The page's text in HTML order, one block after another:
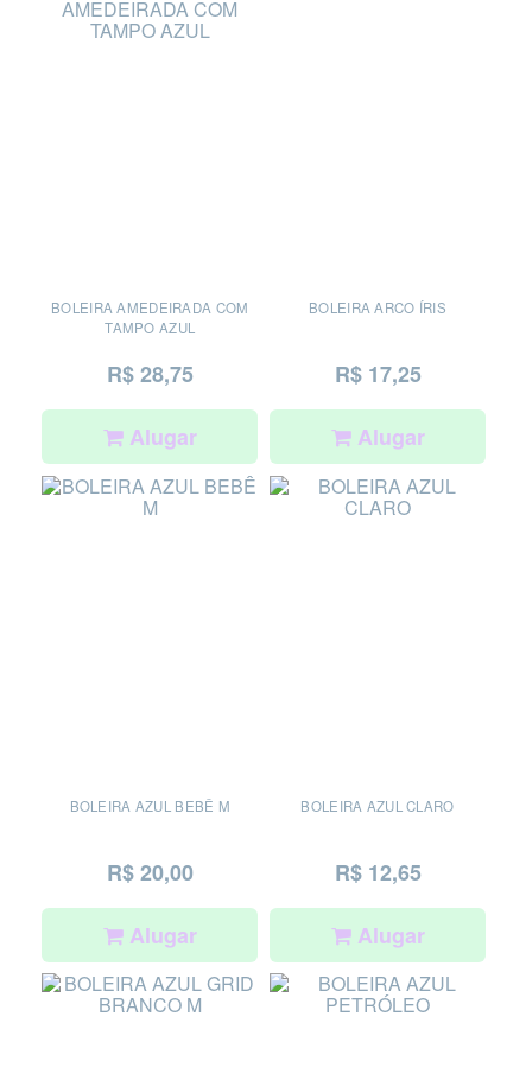
BOLEIRA AMEDEIRADA COM
TAMPO AZUL
R$ 28,75
Alugar
BOLEIRA ARCO ÍRIS
R$ 17,25
Alugar
BOLEIRA AZUL BEBÊ M
R$ 20,00
Alugar
BOLEIRA AZUL CLARO
R$ 12,65
Alugar